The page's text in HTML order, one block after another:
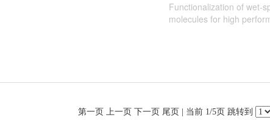
Functionalization of wet-
molecules for high
第一页 上一页 下一页 尾页 | 当前 1/5页 跳转到